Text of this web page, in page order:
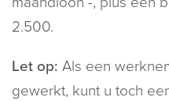
2.500.
Let op: Als een
gewerkt, kunt u toch